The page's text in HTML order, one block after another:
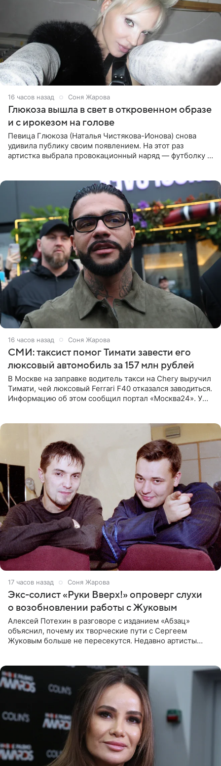
16 часов назад Соня Жарова
Глюкоза вышла в свет в откровенном образе
и с ирокезом на голове
Певица Глюкоза (Наталья Чистякова-Ионова) снова
удивила публику своим появлением. На этот раз
артистка выбрала провокационный наряд — футболку с
16 часов назад Соня Жарова
СМИ: таксист помог Тимати завести его
люксовый автомобиль за 157 млн рублей
В Москве на заправке водитель такси на Chery выручил
Тимати, чей люксовый Ferrari F40 отказался заводиться.
Информацию об этом сообщил портал «Москва24». У
17 часов назад Соня Жарова
Экс-солист «Руки Вверх!» опроверг слухи
о возобновлении работы с Жуковым
Алексей Потехин в разговоре с изданием «Абзац»
объяснил, почему их творческие пути с Сергеем
Жуковым больше не пересекутся. Недавно артисты